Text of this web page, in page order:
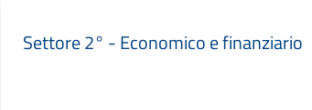
Settore 2° - Economico e finanziario